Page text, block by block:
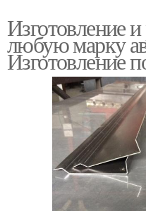
Изготовление
любую марку
Изготовление